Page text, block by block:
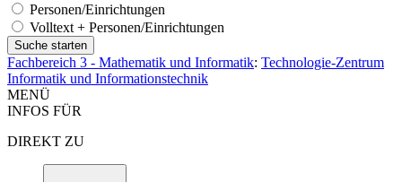
Personen/Einrichtungen
Volltext + Personen/Einrichtungen
Fachbereich 3 - Mathematik und Informatik: Technologie-Zentrum
Informatik und Informationstechnik
MENÜ
INFOS FÜR
DIREKT ZU